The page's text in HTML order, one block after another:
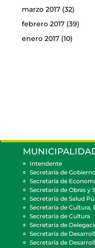
marzo 2017(32)
febrero 2017(39)
enero 2017(10)
Intendente
Secretaría de Gobierno
Secretaría de
Secretaría de Obras y
Secretaría de Salud
Secretaría de Cultura,
Secretaría de Cultura
Secretaría de
Secretaría de
Secretaría de